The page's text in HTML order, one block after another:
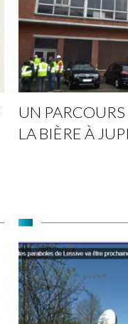
UN
LA BIÈRE À